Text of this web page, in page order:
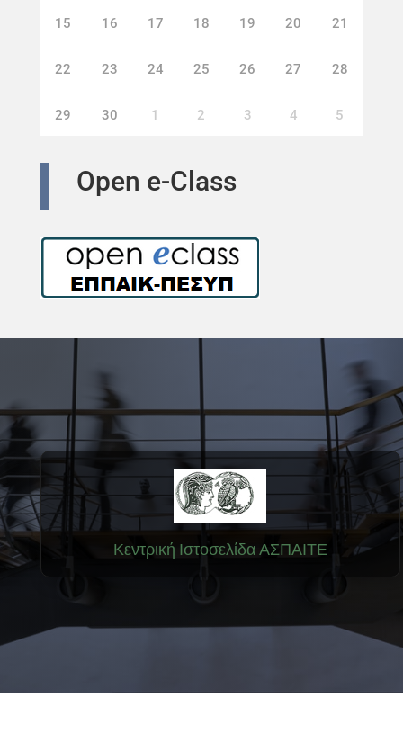
15 16 17 18 19 20 21
22 23 24 25 26 27 28
29 30 1 2 3 4 5
Open e-Class
Κεντρική Ιστοσελίδα ΑΣΠΑΙΤΕ